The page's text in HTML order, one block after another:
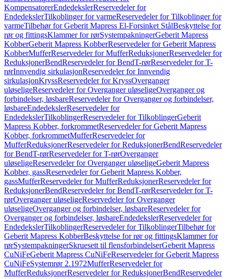
KompensatorerEndedekslerReservedeler for
EndedekslerTilkoblinger for varmeReservedeler for Tilkoblinger for
varmeTilbehør for Geberit Mapress El-Forsinket StålBeskyttelse for
rør og fittingsKlammer for rørSystempakningerGeberit Mapress
KobberGeberit Mapress KobberReservedeler for Geberit Mapress
KobberMufferReservedeler for MufferReduksjonerReservedeler for
ReduksjonerBendReservedeler for BendT-rørReservedeler for T-
rørInnvendig sirkulasjonReservedeler for Innvendig
sirkulasjonKryssReservedeler for KryssOverganger
uløseligeReservedeler for Overganger uløseligeOverganger og
forbindelser, løsbareReservedeler for Overganger og forbindelser,
løsbareEndedekslerReservedeler for
EndedekslerTilkoblingerReservedeler for TilkoblingerGeberit
Mapress Kobber, forkrommetReservedeler for Geberit Mapress
Kobber, forkrommetMufferReservedeler for
MufferReduksjonerReservedeler for ReduksjonerBendReservedeler
for BendT-rørReservedeler for T-rørOverganger
uløseligeReservedeler for Overganger uløseligeGeberit Mapress
Kobber, gassReservedeler for Geberit Mapress Kobber,
gassMufferReservedeler for MufferReduksjonerReservedeler for
ReduksjonerBendReservedeler for BendT-rørReservedeler for T-
rørOverganger uløseligeReservedeler for Overganger
uløseligeOverganger og forbindelser, løsbareReservedeler for
Overganger og forbindelser, løsbareEndedekslerReservedeler for
EndedekslerTilkoblingerReservedeler for TilkoblingerTilbehør for
Geberit Mapress KobberBeskyttelse for rør og fittingsKlammer for
rørSystempakningerSkruesett til flensforbindelserGeberit Mapress
CuNiFeGeberit Mapress CuNiFeReservedeler for Geberit Mapress
CuNiFeSystemrør 2.1972MufferReservedeler for
MufferReduksjonerReservedeler for ReduksjonerBendReservedeler